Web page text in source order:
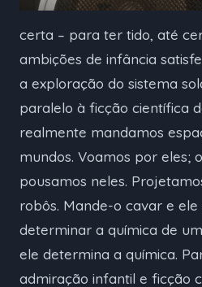
certa – para ter tido, até
ambições de infância
a exploração do sistema
paralelo à ficção científica
realmente mandamos
mundos. Voamos por eles;
pousamos neles.
robôs. Mande-o cavar e
determinar a química de
ele determina a química.
admiração infantil e ficção